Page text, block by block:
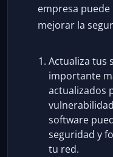
empresa
mejorar la
Actualiza tus
importante
actualizados
software
seguridad y
tu red.